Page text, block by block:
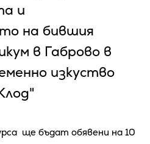
и
на бившия
в Габрово в
изкуство
ще бъдат обявени на 10